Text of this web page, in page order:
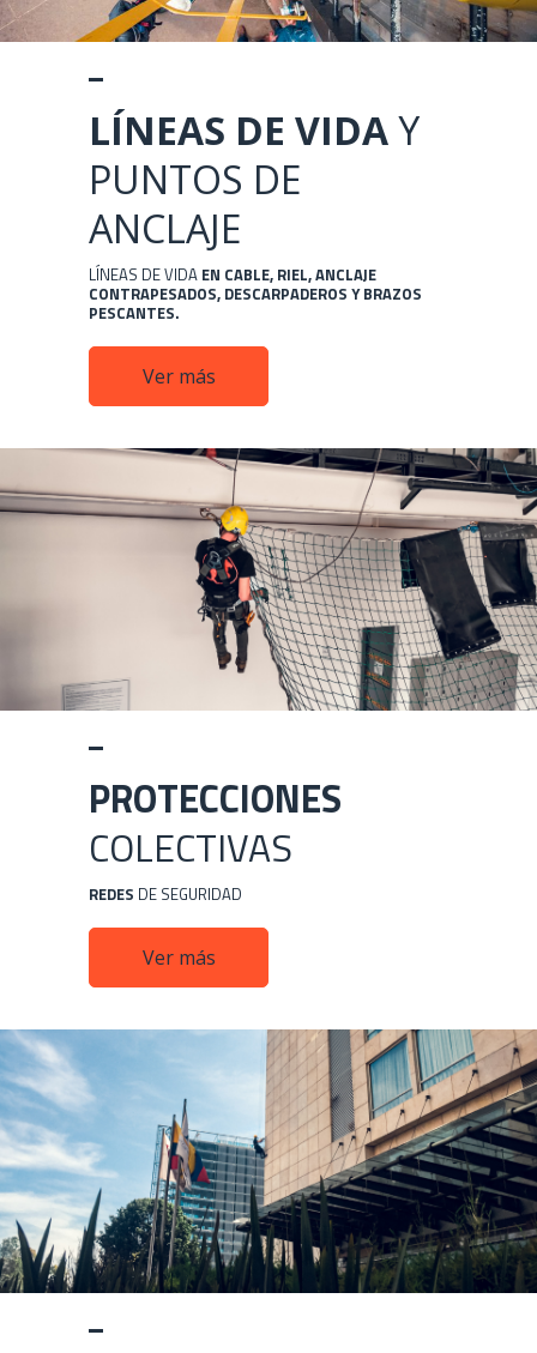
LÍNEAS DE VIDAY
PUNTOS DE
ANCLAJE
LÍNEAS DE VIDA EN CABLE, RIEL, ANCLAJE
CONTRAPESADOS, DESCARPADEROS Y BRAZOS
PESCANTES.
Ver más
PROTECCIONES
COLECTIVAS
REDES DE SEGURIDAD
Ver más